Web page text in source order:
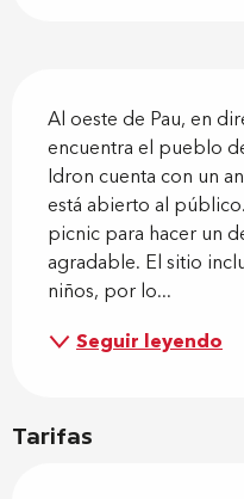
Al oeste de Pau, en
encuentra el pueblo
Idron cuenta con un
está abierto al
picnic para hacer un
agradable. El sitio
niños, por lo...
Seguir leyendo
Tarifas